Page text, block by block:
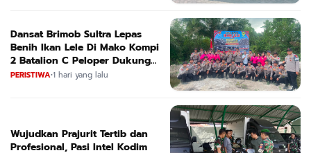
Dansat Brimob Sultra Lepas
Benih Ikan Lele Di Mako Kompi
2 Batalion C Peloper Dukung
ketahanan Pangan Nasional
PERISTIWA•1 hari yang lalu
Wujudkan Prajurit Tertib dan
Profesional, Pasi Intel Kodim